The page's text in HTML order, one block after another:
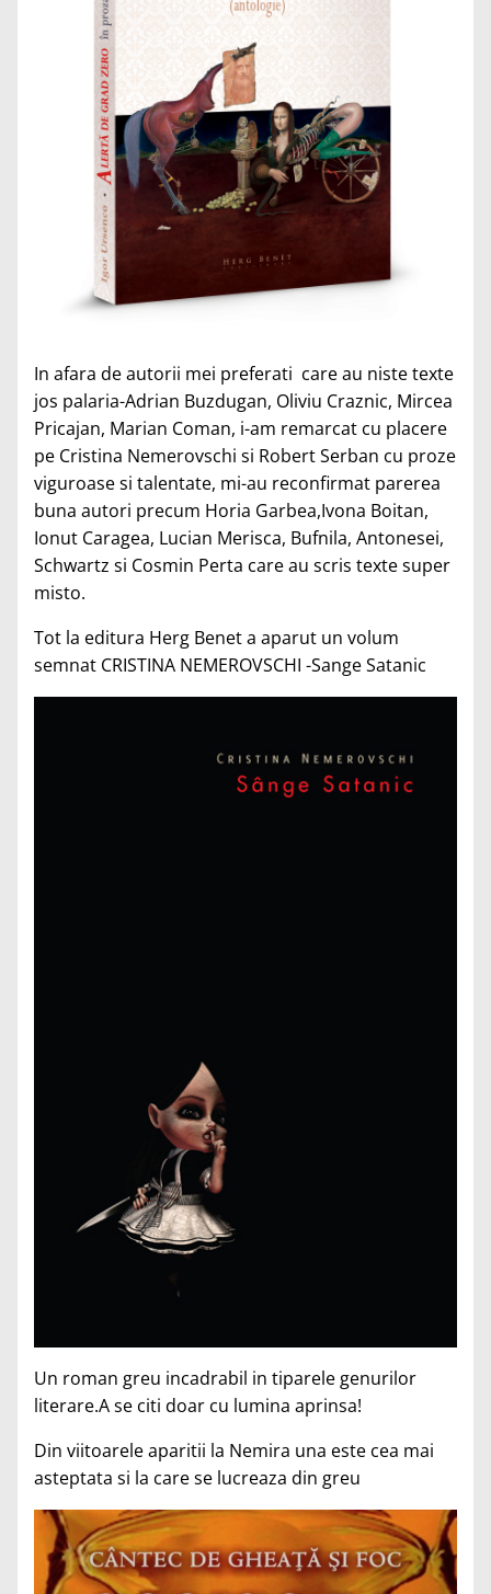
In afara de autorii mei preferati care au niste texte
jos palaria-Adrian Buzdugan, Oliviu Craznic, Mircea
Pricajan, Marian Coman, i-am remarcat cu placere
pe Cristina Nemerovschi si Robert Serban cu proze
viguroase si talentate, mi-au reconfirmat parerea
buna autori precum Horia Garbea,Ivona Boitan,
Ionut Caragea, Lucian Merisca, Bufnila, Antonesei,
Schwartz si Cosmin Perta care au scris texte super
misto.
Tot la editura Herg Benet a aparut un volum
semnat CRISTINA NEMEROVSCHI -Sange Satanic
Un roman greu incadrabil in tiparele genurilor
literare.A se citi doar cu lumina aprinsa!
Din viitoarele aparitii la Nemira una este cea mai
asteptata si la care se lucreaza din greu